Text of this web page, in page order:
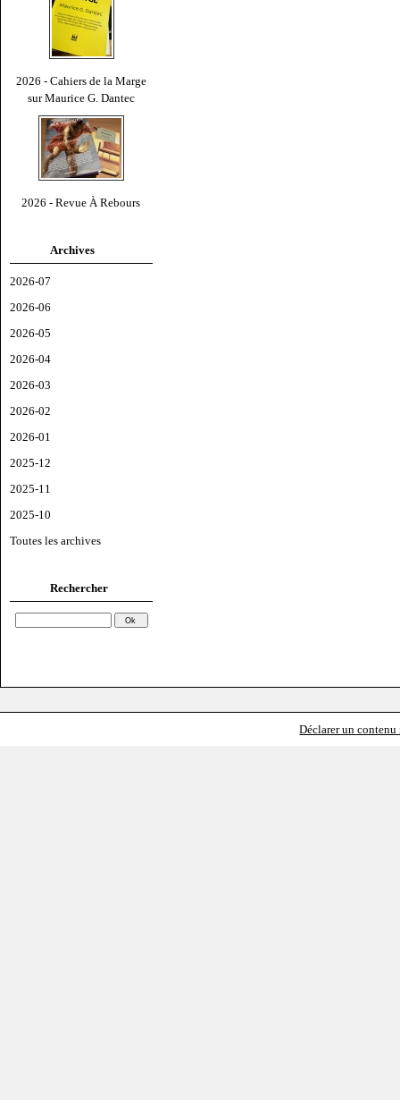
2026 - Cahiers de la Marge
sur Maurice G. Dantec
2026 - Revue À Rebours
Archives
2026-07
2026-06
2026-05
2026-04
2026-03
2026-02
2026-01
2025-12
2025-11
2025-10
Toutes les archives
Rechercher
Déclarer un